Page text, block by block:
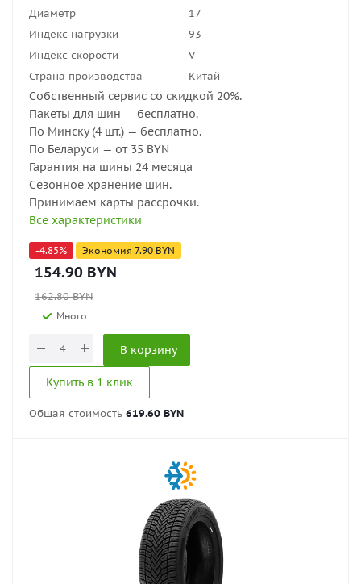
Диаметр
17
Индекс нагрузки
93
Индекс скорости
V
Страна производства
Китай
Собственный сервис со скидкой 20%.
Пакеты для шин — бесплатно.
По Минску (4 шт.) — бесплатно.
По Беларуси — от 35 BYN
Гарантия на шины 24 месяца
Сезонное хранение шин.
Принимаем карты рассрочки.
Все характеристики
-4.85% Экономия 7.90 BYN
154.90 BYN
162.80BYN
Много
В корзину
Купить в 1 клик
Общая стоимость 619.60 BYN